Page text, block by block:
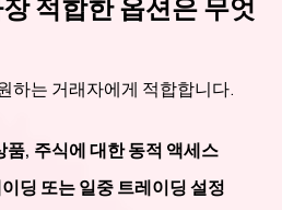
하는 거래자에게 적합합니다.
품, 주식에 대한 동적 액세스
딩 또는 일중 트레이딩 설정